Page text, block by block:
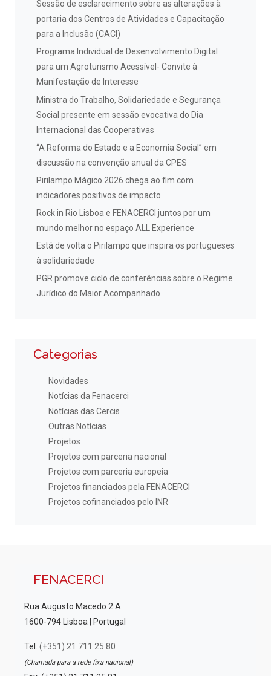
Sessão de esclarecimento sobre as alterações à
portaria dos Centros de Atividades e Capacitação
para a Inclusão (CACI)
Programa Individual de Desenvolvimento Digital
para um Agroturismo Acessível- Convite à
Manifestação de Interesse
Ministra do Trabalho, Solidariedade e Segurança
Social presente em sessão evocativa do Dia
Internacional das Cooperativas
“A Reforma do Estado e a Economia Social” em
discussão na convenção anual da CPES
Pirilampo Mágico 2026 chega ao fim com
indicadores positivos de impacto
Rock in Rio Lisboa e FENACERCI juntos por um
mundo melhor no espaço ALL Experience
Está de volta o Pirilampo que inspira os portugueses
à solidariedade
PGR promove ciclo de conferências sobre o Regime
Jurídico do Maior Acompanhado
Categorias
Novidades
Notícias da Fenacerci
Notícias das Cercis
Outras Notícias
Projetos
Projetos com parceria nacional
Projetos com parceria europeia
Projetos financiados pela FENACERCI
Projetos cofinanciados pelo INR
FENACERCI
Rua Augusto Macedo 2 A
1600-794 Lisboa | Portugal
Tel. (+351) 21 711 25 80
(Chamada para a rede fixa nacional)